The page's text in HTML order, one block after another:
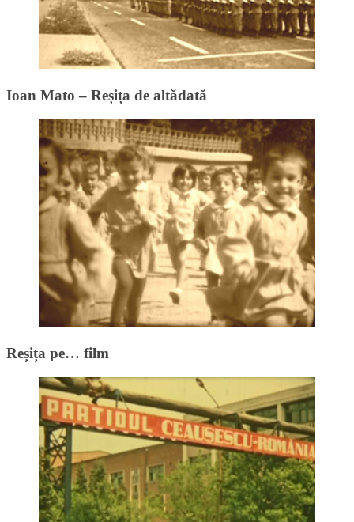
Ioan Mato – Reșița de altădată
Reșița pe… film